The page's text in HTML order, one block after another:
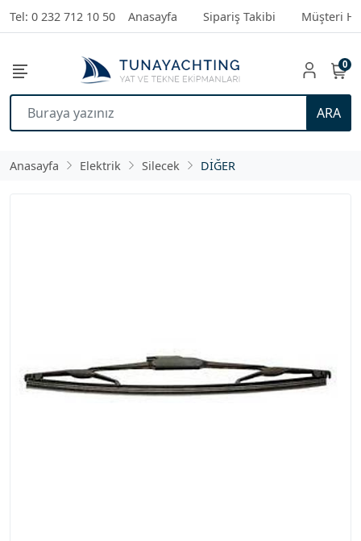
Tel: 0 232 712 10 50 Anasayfa Sipariş Takibi Müşteri
ARA
0
Anasayfa Elektrik Silecek DİĞER